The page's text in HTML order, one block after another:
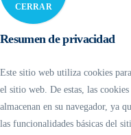
CERRAR
Resumen de privacidad
Este sitio web utiliza cookies
el sitio web. De estas, las
almacenan en su navegador, ya
las funcionalidades básicas del